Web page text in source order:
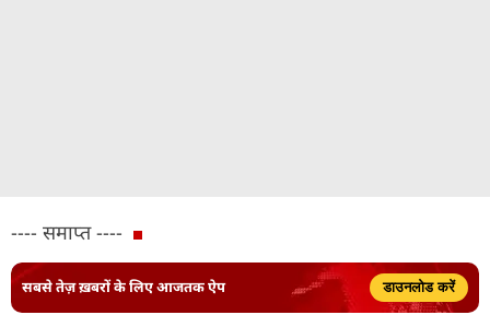
---- समाप्त ----
सबसे तेज़ ख़बरों के लिए आजतक ऐप डाउनलोड करें